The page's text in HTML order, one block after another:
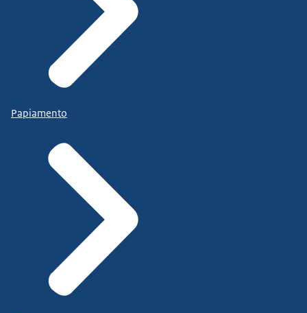
Papiamento